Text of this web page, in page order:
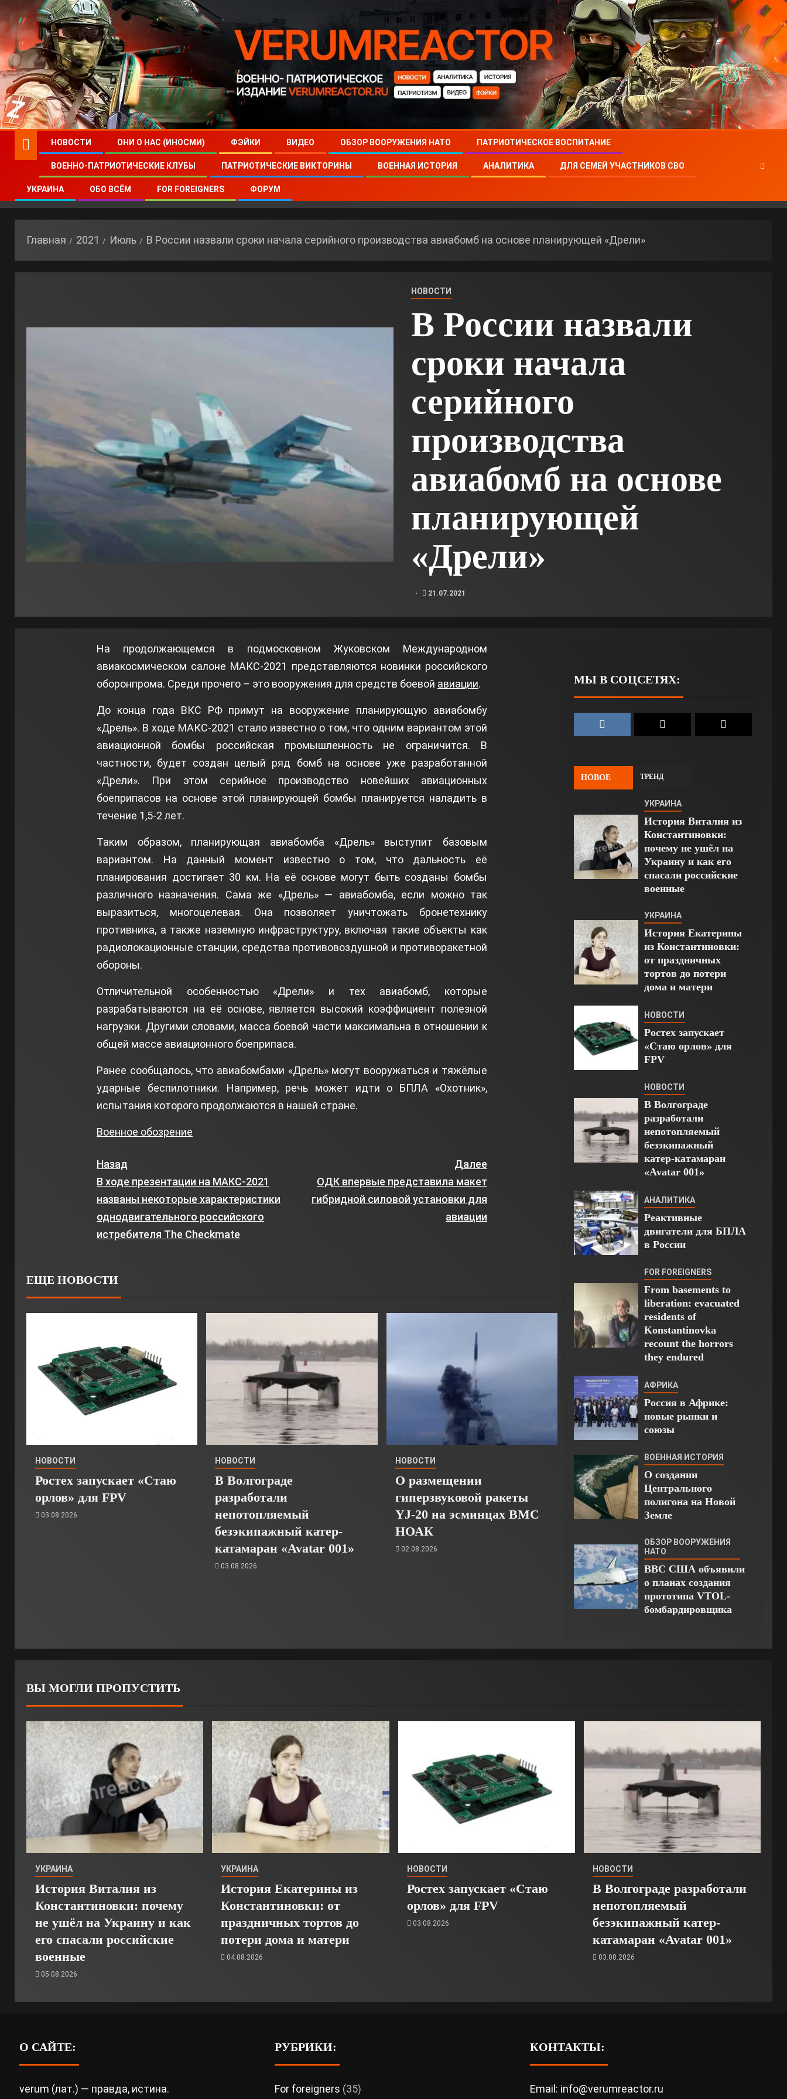
НОВОСТИ ОНИ О НАС (ИНОСМИ) ФЭЙКИ ВИДЕО ОБЗОР ВООРУЖЕНИЯ НАТО ПАТРИОТИЧЕСКОЕ ВОСПИТАНИЕ
ВОЕННО-ПАТРИОТИЧЕСКИЕ КЛУБЫ ПАТРИОТИЧЕСКИЕ ВИКТОРИНЫ ВОЕННАЯ ИСТОРИЯ АНАЛИТИКА ДЛЯ СЕМЕЙ УЧАСТНИКОВ СВО
УКРАИНА ОБО ВСЁМ FOR FOREIGNERS ФОРУМ
Главная 2021 Июль В России назвали сроки начала серийного производства авиабомб на основе планирующей «Дрели»
НОВОСТИ
В России назвали
сроки начала
серийного
производства
авиабомб на основе
планирующей
«Дрели»
21.07.2021
На продолжающемся в подмосковном Жуковском Международном
авиакосмическом салоне МАКС-2021 представляются новинки российского
оборонпрома. Среди прочего – это вооружения для средств боевой авиации.
До конца года ВКС РФ примут на вооружение планирующую авиабомбу
«Дрель». В ходе МАКС-2021 стало известно о том, что одним вариантом этой
авиационной бомбы российская промышленность не ограничится. В
частности, будет создан целый ряд бомб на основе уже разработанной
«Дрели». При этом серийное производство новейших авиационных
боеприпасов на основе этой планирующей бомбы планируется наладить в
течение 1,5-2 лет.
Таким образом, планирующая авиабомба «Дрель» выступит базовым
вариантом. На данный момент известно о том, что дальность её
планирования достигает 30 км. На её основе могут быть созданы бомбы
различного назначения. Сама же «Дрель» — авиабомба, если можно так
выразиться, многоцелевая. Она позволяет уничтожать бронетехнику
противника, а также наземную инфраструктуру, включая такие объекты как
радиолокационные станции, средства противовоздушной и противоракетной
обороны.
Отличительной особенностью «Дрели» и тех авиабомб, которые
разрабатываются на её основе, является высокий коэффициент полезной
нагрузки. Другими словами, масса боевой части максимальна в отношении к
общей массе авиационного боеприпаса.
Ранее сообщалось, что авиабомбами «Дрель» могут вооружаться и тяжёлые
ударные беспилотники. Например, речь может идти о БПЛА «Охотник»,
испытания которого продолжаются в нашей стране.
Военное обозрение
Назад
В ходе презентации на МАКС-2021
названы некоторые характеристики
однодвигательного российского
истребителя The Checkmate
Далее
ОДК впервые представила макет
гибридной силовой установки для
авиации
ЕЩЕ НОВОСТИ
НОВОСТИ
Ростех запускает «Стаю
орлов» для FPV
03.08.2026
НОВОСТИ
В Волгограде
разработали
непотопляемый
безэкипажный катер-
катамаран «Avatar 001»
03.08.2026
НОВОСТИ
О размещении
гиперзвуковой ракеты
YJ-20 на эсминцах ВМС
НОАК
02.08.2026
МЫ В СОЦСЕТЯХ:
НОВОЕ ТРЕНД
УКРАИНА
История Виталия из
Константиновки:
почему не ушёл на
Украину и как его
спасали российские
военные
УКРАИНА
История Екатерины
из Константиновки:
от праздничных
тортов до потери
дома и матери
НОВОСТИ
Ростех запускает
«Стаю орлов» для
FPV
НОВОСТИ
В Волгограде
разработали
непотопляемый
безэкипажный
катер-катамаран
«Avatar 001»
АНАЛИТИКА
Реактивные
двигатели для БПЛА
в России
FOR FOREIGNERS
From basements to
liberation: evacuated
residents of
Konstantinovka
recount the horrors
they endured
АФРИКА
Россия в Африке:
новые рынки и
союзы
ВОЕННАЯ ИСТОРИЯ
О создании
Центрального
полигона на Новой
Земле
ОБЗОР ВООРУЖЕНИЯ
НАТО
ВВС США объявили
о планах создания
прототипа VTOL-
бомбардировщика
ВЫ МОГЛИ ПРОПУСТИТЬ
УКРАИНА
История Виталия из
Константиновки: почему
не ушёл на Украину и как
его спасали российские
военные
05.08.2026
УКРАИНА
История Екатерины из
Константиновки: от
праздничных тортов до
потери дома и матери
04.08.2026
НОВОСТИ
Ростех запускает «Стаю
орлов» для FPV
03.08.2026
НОВОСТИ
В Волгограде разработали
непотопляемый
безэкипажный катер-
катамаран «Avatar 001»
03.08.2026
О САЙТЕ:
verum (лат.) — правда, истина.
РУБРИКИ:
For foreigners (35)
КОНТАКТЫ:
Email: info@verumreactor.ru